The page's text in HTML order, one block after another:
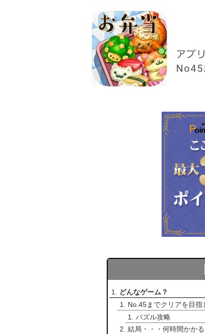
どんなゲーム？
No.45までクリアを目指
パズル攻略
結局・・・何時間かかる